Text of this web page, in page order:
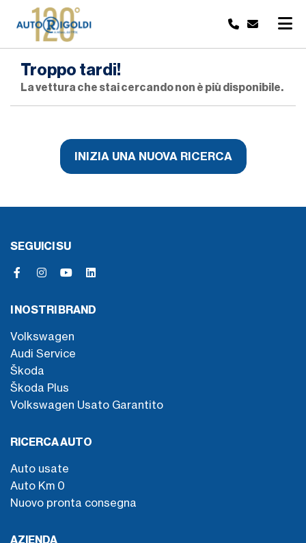
Troppo tardi!
La vettura che stai cercando non è più disponibile.
INIZIA UNA NUOVA RICERCA
SEGUICI SU
I NOSTRI BRAND
Volkswagen
Audi Service
Škoda
Škoda Plus
Volkswagen Usato Garantito
RICERCA AUTO
Auto usate
Auto Km 0
Nuovo pronta consegna
AZIENDA